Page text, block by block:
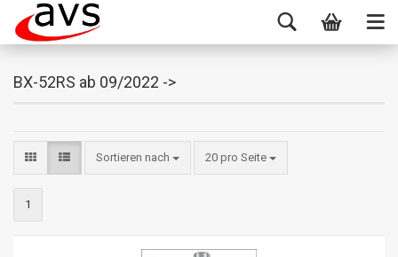
BX-52RS ab 09/2022 ->
Sortieren nach 20 pro Seite
1